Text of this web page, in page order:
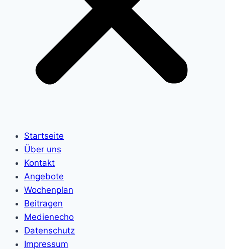
Startseite
Über uns
Kontakt
Angebote
Wochenplan
Beitragen
Medienecho
Datenschutz
Impressum